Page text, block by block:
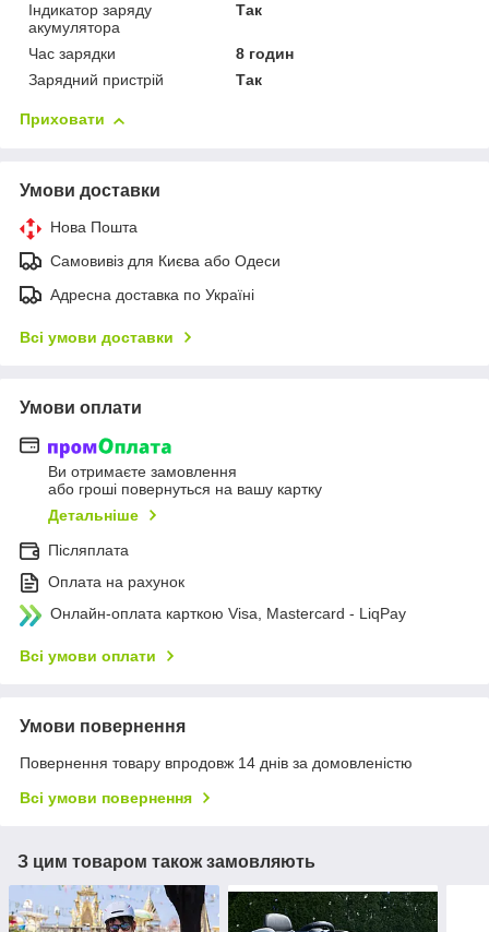
Індикатор заряду
акумулятора
Так
Час зарядки
8 годин
Зарядний пристрій
Так
Приховати
Умови доставки
Нова Пошта
Самовивіз для Києва або Одеси
Адресна доставка по Україні
Всі умови доставки
Умови оплати
Ви отримаєте замовлення
або гроші повернуться на вашу картку
Детальніше
Післяплата
Оплата на рахунок
Онлайн-оплата карткою Visa, Mastercard - LiqPay
Всі умови оплати
Умови повернення
Повернення товару впродовж 14 днів за домовленістю
Всі умови повернення
З цим товаром також замовляють